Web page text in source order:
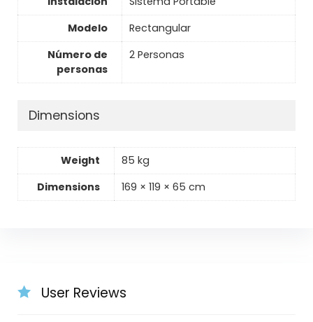
Modelo
Rectangular
Número de
personas
2 Personas
Dimensions
Weight
85 kg
Dimensions
169 × 119 × 65 cm
User Reviews